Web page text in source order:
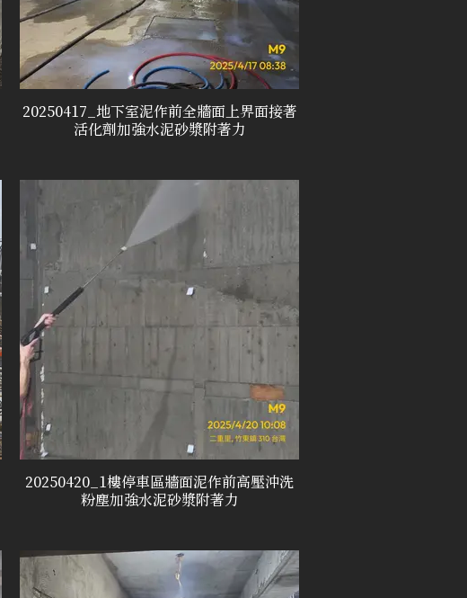
20250417_地下室泥作前全牆面上界面接著
活化劑加強水泥砂漿附著力
20250420_1樓停車區牆面泥作前高壓沖洗
粉塵加強水泥砂漿附著力